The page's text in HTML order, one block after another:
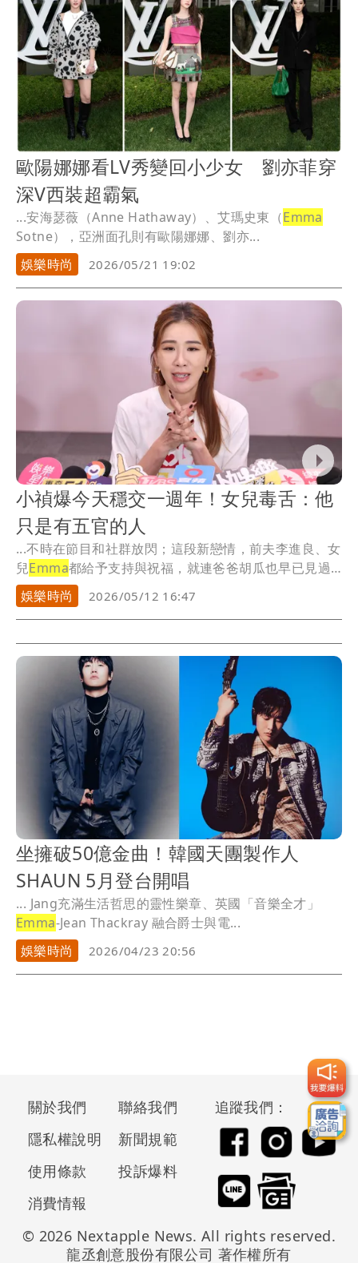
歐陽娜娜看LV秀變回小少女 劉亦菲穿
深V西裝超霸氣
...安海瑟薇（Anne Hathaway）、艾瑪史東（Emma
Sotne），亞洲面孔則有歐陽娜娜、劉亦...
娛樂時尚
2026/05/21 19:02
小禎爆今天穩交一週年！女兒毒舌：他
只是有五官的人
...不時在節目和社群放閃；這段新戀情，前夫李進良、女
兒Emma都給予支持與祝福，就連爸爸胡瓜也早已見過
A...
娛樂時尚 2026/05/12 16:47
坐擁破50億金曲！韓國天團製作人
SHAUN 5月登台開唱
... Jang充滿生活哲思的靈性樂章、英國「音樂全才」
Emma-Jean Thackray 融合爵士與電...
娛樂時尚
2026/04/23 20:56
關於我們
聯絡我們
隱私權說明
新聞規範
使用條款
投訴爆料
消費情報
追蹤我們：
© 2026 Nextapple News. All rights reserved.
龍丞創意股份有限公司 著作權所有